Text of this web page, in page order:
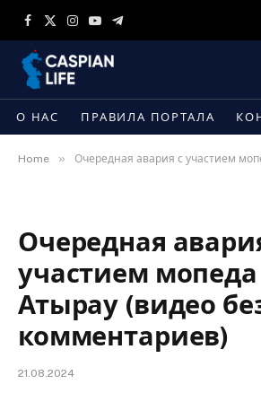
Facebook
X
Instagram
YouTubeTelegram
О НАС ПРАВИЛА ПОРТАЛА
Home » Очередная авария с участием мопеда в
Очередная
участием мопеда
Атырау (видео
комментариев)
21.08.2024